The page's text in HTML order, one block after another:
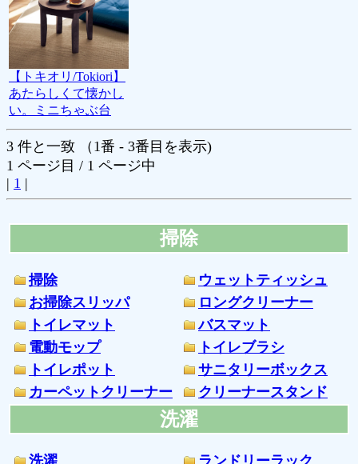
【トキオリ/Tokiori】
あたらしくて懐かし
い。ミニちゃぶ台
3 件と一致 （1番 - 3番目を表示)
1 ページ目 / 1 ページ中
| 1 |
掃除
掃除
ウェットティッシュ
お掃除スリッパ
ロングクリーナー
トイレマット
バスマット
電動モップ
トイレブラシ
トイレポット
サニタリーボックス
カーペットクリーナー
クリーナースタンド
洗濯
洗濯
ランドリーラック